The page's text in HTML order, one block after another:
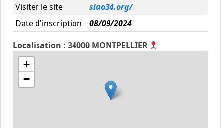
Visiter le site
siao34.org/
Date d'inscription
08/09/2024
Localisation : 34000 MONTPELLIER
+
−